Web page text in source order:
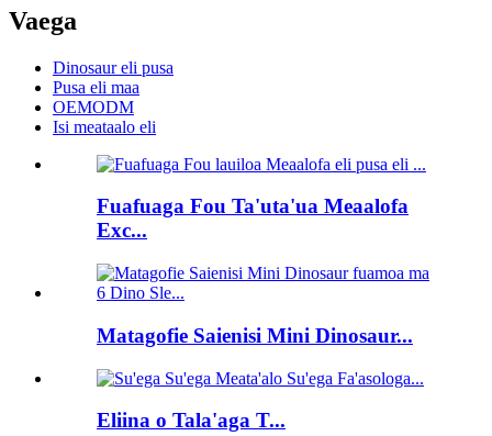
Vaega
Dinosaur eli pusa
Pusa eli maa
OEMODM
Isi meataalo eli
Fuafuaga Fou Ta'uta'ua Meaalofa
Exc...
Matagofie Saienisi Mini Dinosaur...
Eliina o Tala'aga T...